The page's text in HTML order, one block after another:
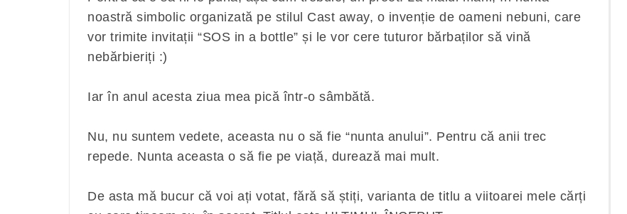
noastră simbolic organizată pe stilul Cast away, o invenție de oameni nebuni, care
vor trimite invitații “SOS in a bottle” și le vor cere tuturor bărbaților să vină
nebărbieriți :)
Iar în anul acesta ziua mea pică într-o sâmbătă.
Nu, nu suntem vedete, aceasta nu o să fie “nunta anului”. Pentru că anii trec
repede. Nunta aceasta o să fie pe viață, durează mai mult.
De asta mă bucur că voi ați votat, fără să știți, varianta de titlu a viitoarei mele cărți